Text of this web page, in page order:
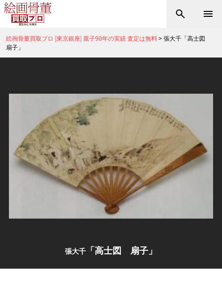
絵画骨董買取プロ |東京銀座| 親子90年の実績 査定は無料>張大千「高士図
扇子」
張大千 「高士図 扇子」